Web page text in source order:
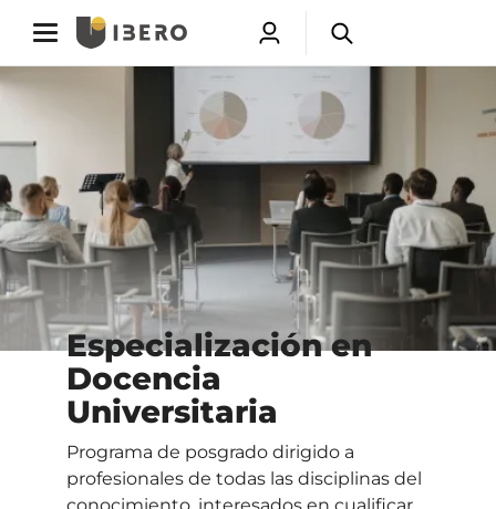
Saltar
contenido
principal
Toggle
navigation
Toggle
navigation
Abrir
usuarios
Abrir
Especialización en
Docencia
Universitaria
Programa de posgrado dirigido a
profesionales de todas las disciplinas del